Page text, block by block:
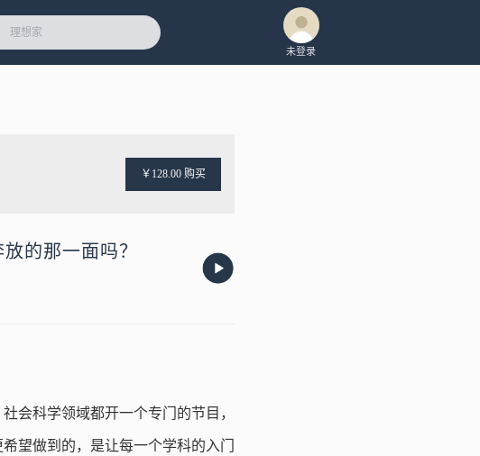
未登录
￥128.00 购买
的那一面吗？
会科学领域都开一个专门的节目，
望做到的，是让每一个学科的入门